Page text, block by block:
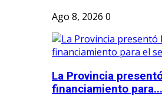
Ago 8, 2026 0
La Provincia
financiamiento para...